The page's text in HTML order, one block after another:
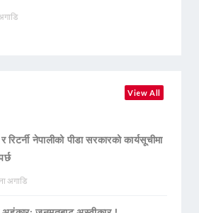
View All
रिटर्नी नेपालीको पीडा सरकारको कार्यसूचीमा
अगाडि